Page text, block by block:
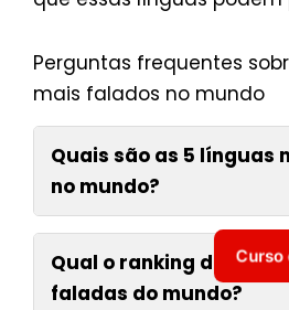
Perguntas frequentes
mais falados no mundo
Quais são as 5 línguas
no mundo?
Qual o ranking das
faladas do mundo?
Curso